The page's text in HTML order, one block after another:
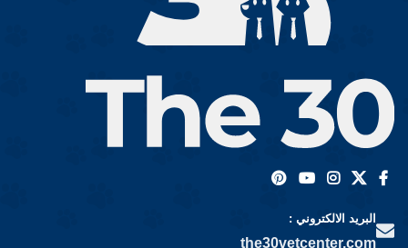
البريد الالكتروني :
the30vetcenter.com